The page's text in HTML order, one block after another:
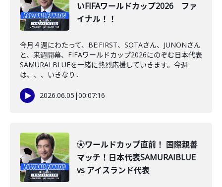
いFIFAワールドカップ2026 ファ
イナル！！
今月４週にわたって、BE:FIRST、SOTAさん、JUNONさん
と、来週開幕、FIFAワールドカップ2026にのぞむ日本代表
SAMURAI BLUEを一緒に熱烈応援していきます。今週
は、、、いきなり...
2026.06.05 |00:07:16
⚽ワールドカップ直前！ 国際親善
マッチ！日本代表SAMURAIBLUE
vs アイスランド代表